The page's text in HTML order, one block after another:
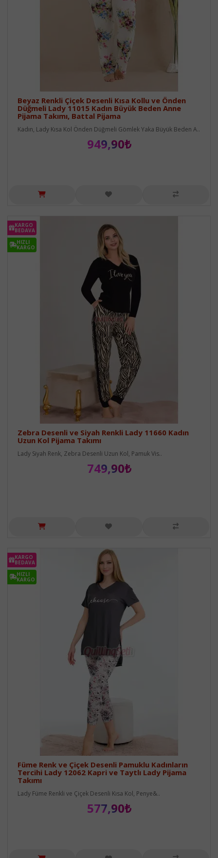
Beyaz Renkli Çiçek Desenli Kısa Kollu ve Önden
Düğmeli Lady 11015 Kadın Büyük Beden Anne
Pijama Takımı, Battal Pijama
Kadın, Lady Kısa Kol Önden Düğmeli Gömlek Yaka Büyük Beden A..
949,90₺
KARGO
BEDAVA
HIZLI
KARGO
Zebra Desenli ve Siyah Renkli Lady 11660 Kadın
Uzun Kol Pijama Takımı
Lady Siyah Renk, Zebra Desenli Uzun Kol, Pamuk Vis..
749,90₺
KARGO
BEDAVA
HIZLI
KARGO
Füme Renk ve Çiçek Desenli Pamuklu Kadınların
Tercihi Lady 12062 Kapri ve Taytlı Lady Pijama
Takımı
Lady Füme Renkli ve Çiçek Desenli Kısa Kol, Penye&..
577,90₺